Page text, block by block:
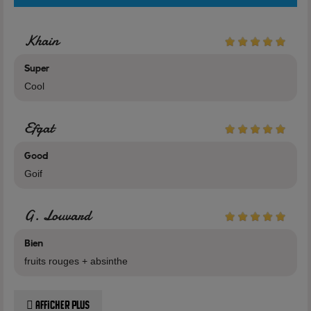
Khain
Super
Cool
Efgat
Good
Goif
G. Louvard
Bien
fruits rouges + absinthe
Afficher plus